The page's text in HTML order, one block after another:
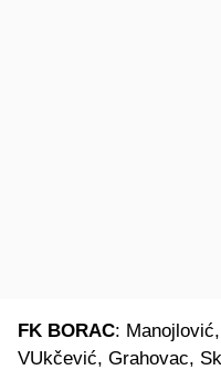
FK BORAC:
VUkčević, Grahovac,